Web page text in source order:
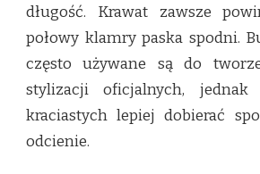
długość. Krawat zawsze
połowy klamry paska spodni.
często używane są do
stylizacji oficjalnych,
kraciastych lepiej dobierać
odcienie.